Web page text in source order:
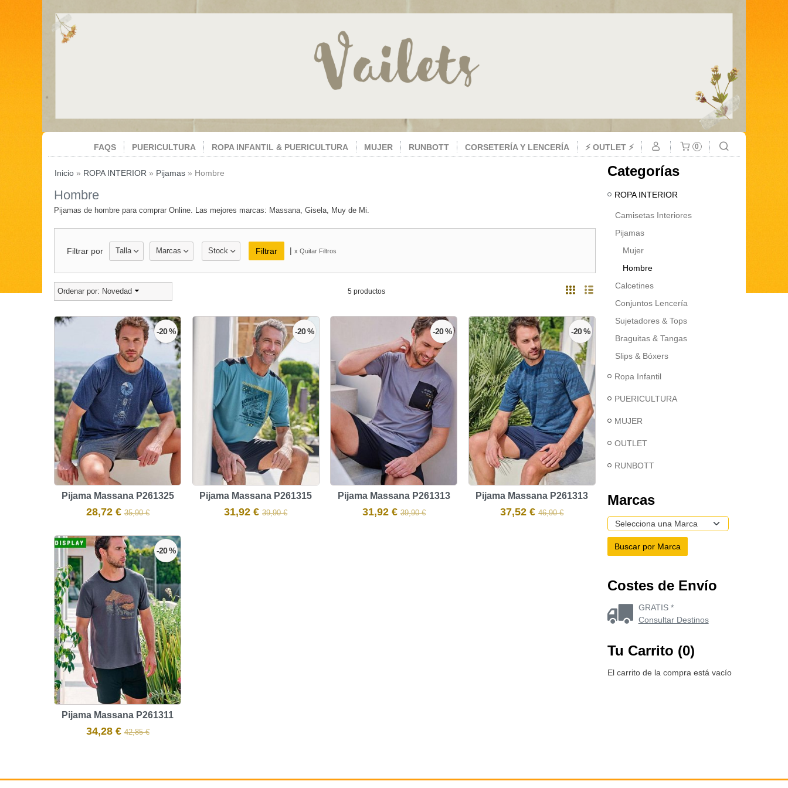
FAQS PUERICULTURA ROPA INFANTIL & PUERICULTURA MUJER RUNBOTT CORSETERÍA Y LENCERÍA ⚡ OUTLET ⚡ 0
Inicio » ROPA INTERIOR » Pijamas » Hombre
Hombre
Pijamas de hombre para comprar Online. Las mejores marcas: Massana, Gisela, Muy de Mi.
Filtrar por Talla Marcas Stock | x Quitar Filtros
Ordenar por: Novedad 5 productos
-20 %
Pijama Massana P261325
28,72 €35,90 €
-20 %
Pijama Massana P261315
31,92 €39,90 €
-20 %
Pijama Massana P261313
31,92 €39,90 €
-20 %
Pijama Massana P261313
37,52 €46,90 €
-20 %
Pijama Massana P261311
34,28 €42,85 €
Categorías
ROPA INTERIOR
Camisetas Interiores
Pijamas
Mujer
Hombre
Calcetines
Conjuntos Lencería
Sujetadores & Tops
Braguitas & Tangas
Slips & Bóxers
Ropa Infantil
PUERICULTURA
MUJER
OUTLET
RUNBOTT
Marcas
Costes de Envío
GRATIS *
Consultar Destinos
Tu Carrito (0)
El carrito de la compra está vacío